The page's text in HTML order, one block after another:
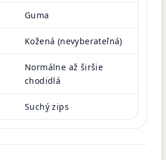
Guma
Kožená (nevyberateľná)
Normálne až širšie
chodidlá
Suchý zips